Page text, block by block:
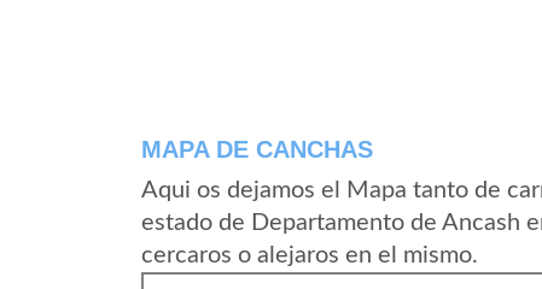
MAPA DE CANCHAS
Aqui os dejamos el Mapa tanto de
estado de Departamento de Ancash
cercaros o alejaros en el mismo.